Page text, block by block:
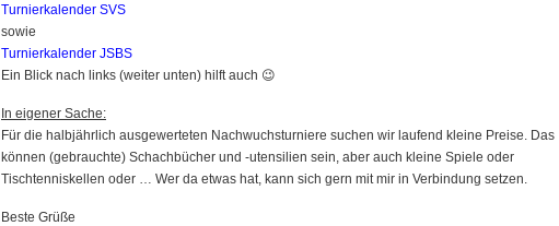
Turnierkalender SVS
sowie
Turnierkalender JSBS
Ein Blick nach links (weiter unten) hilft auch 😉
In eigener Sache:
Für die halbjährlich ausgewerteten Nachwuchsturniere suchen wir laufend kleine Preise. Das
können (gebrauchte) Schachbücher und -utensilien sein, aber auch kleine Spiele oder
Tischtenniskellen oder … Wer da etwas hat, kann sich gern mit mir in Verbindung setzen.
Beste Grüße